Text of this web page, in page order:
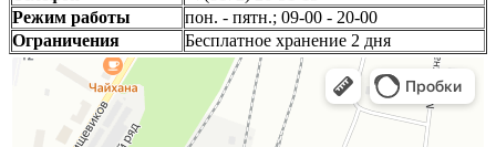
Режим работы
пон. - пятн.; 09-00 - 20-00
Ограничения
Бесплатное хранение 2 дня